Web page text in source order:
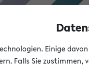
Einige
Falls Sie